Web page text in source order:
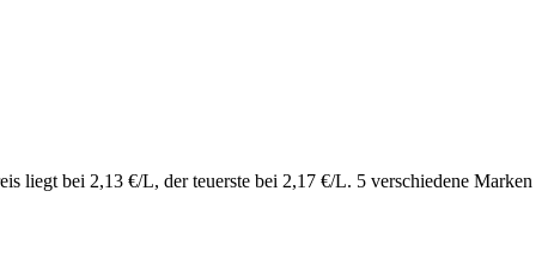
liegt bei 2,13 €/L, der teuerste bei 2,17 €/L. 5 verschiedene Marken